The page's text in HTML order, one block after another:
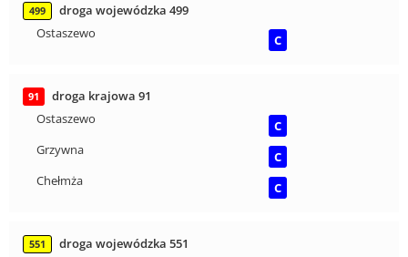
499
droga wojewódzka 499
Ostaszewo
C
91
droga krajowa 91
Ostaszewo
C
Grzywna
C
Chełmża
C
551
droga wojewódzka 551